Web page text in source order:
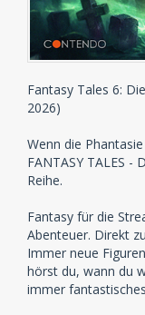
Fantasy Tales 6:
2026)
Wenn die
FANTASY TALES -
Reihe.
Fantasy für die
Abenteuer. Direkt
Immer neue
hörst du, wann du
immer